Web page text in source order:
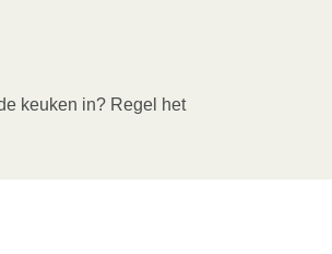
keuken in? Regel het